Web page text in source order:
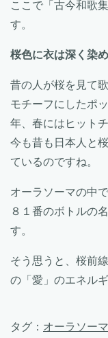
ここで「古今和歌
す。
桜色に衣は深く染
昔の人が桜を見て
モチーフにしたポ
年、春にはヒット
今も昔も日本人と
ているのですね。
オーラソーマの中
８１番のボトルの
す。
そう思うと、桜前
の「愛」のエネル
タグ： オーラソーマ